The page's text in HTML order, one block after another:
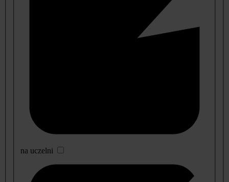
na uczelni